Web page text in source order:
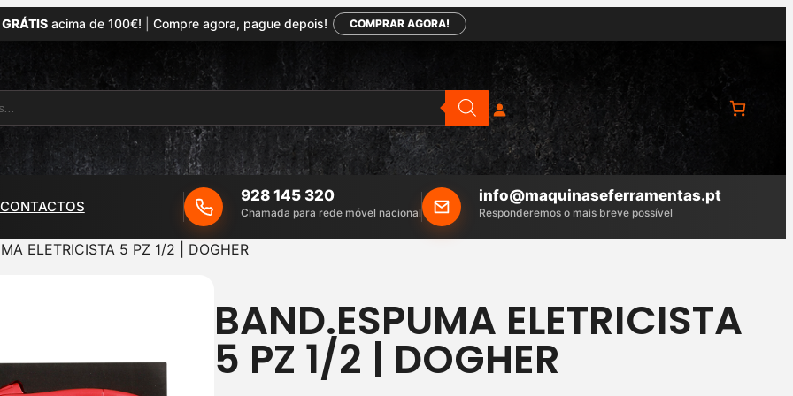
acima de 100€! Compre agora, pague depois! COMPRAR AGORA!
CONTACTOS
928 145 320
Chamada para rede móvel nacional
info@maquinaseferramentas.pt
Responderemos o mais breve possível
ELETRICISTA 5 PZ 1/2 | DOGHER
BAND.ESPUMA ELETRICISTA
5 PZ 1/2 | DOGHER